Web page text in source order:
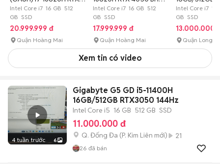
4050 6GB
Intel Core i7 16 GB 512
GB SSD
20.999.999 đ
Quận Hoàng Mai
05/2027
Intel Core i7 16 GB 512
GB SSD
17.999.999 đ
Quận Hoàng Mai
Intel Core i7 16
GB SSD
13.000.000
Quận Long
Xem tin có video
4 tuần trước 6
Gigabyte G5 GD i5-11400H
16GB/512GB RTX3050 144Hz
Intel Core i5 16 GB 512 GB SSD
11.000.000 đ
Q. Đống Đa (P. Kim Liên mới) 21
26 đã bán